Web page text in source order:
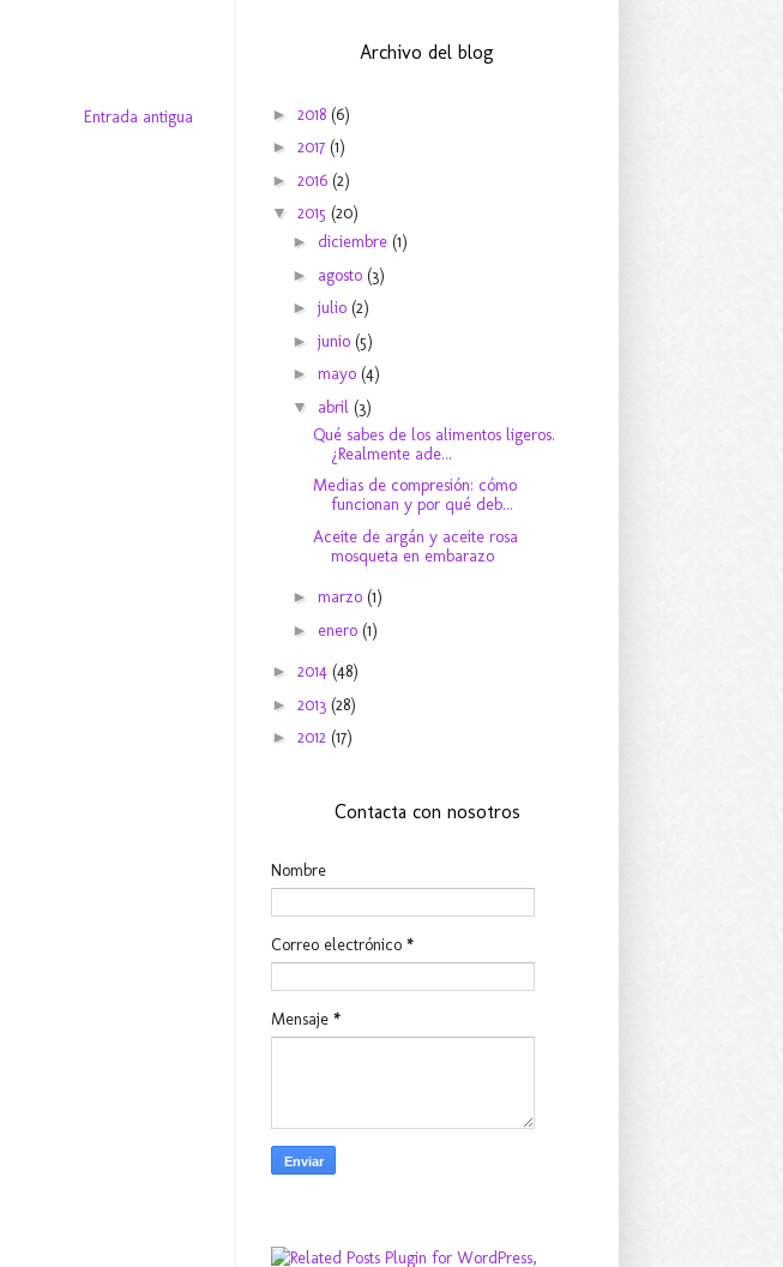
Entrada antigua
Archivo del blog
► 2018 (6)
► 2017 (1)
► 2016 (2)
▼ 2015 (20)
► diciembre (1)
► agosto (3)
► julio (2)
► junio (5)
► mayo (4)
▼ abril (3)
Qué sabes de los alimentos ligeros.
¿Realmente ade...
Medias de compresión: cómo
funcionan y por qué deb...
Aceite de argán y aceite rosa
mosqueta en embarazo
► marzo (1)
► enero (1)
► 2014 (48)
► 2013 (28)
► 2012 (17)
Contacta con nosotros
Nombre
Correo electrónico *
Mensaje *